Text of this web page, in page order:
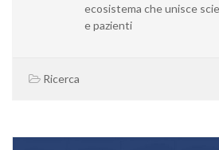
ecosistema che unisce
e pazienti
Ricerca